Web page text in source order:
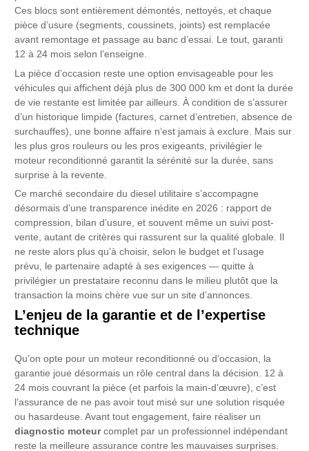
Ces blocs sont entièrement démontés, nettoyés, et chaque
pièce d’usure (segments, coussinets, joints) est remplacée
avant remontage et passage au banc d’essai. Le tout, garanti
12 à 24 mois selon l’enseigne.
La pièce d’occasion reste une option envisageable pour les
véhicules qui affichent déjà plus de 300 000 km et dont la durée
de vie restante est limitée par ailleurs. À condition de s’assurer
d’un historique limpide (factures, carnet d’entretien, absence de
surchauffes), une bonne affaire n’est jamais à exclure. Mais sur
les plus gros rouleurs ou les pros exigeants, privilégier le
moteur reconditionné garantit la sérénité sur la durée, sans
surprise à la revente.
Ce marché secondaire du diesel utilitaire s’accompagne
désormais d’une transparence inédite en 2026 : rapport de
compression, bilan d’usure, et souvent même un suivi post-
vente, autant de critères qui rassurent sur la qualité globale. Il
ne reste alors plus qu’à choisir, selon le budget et l’usage
prévu, le partenaire adapté à ses exigences — quitte à
privilégier un prestataire reconnu dans le milieu plutôt que la
transaction la moins chère vue sur un site d’annonces.
L’enjeu de la garantie et de l’expertise
technique
Qu’on opte pour un moteur reconditionné ou d’occasion, la
garantie joue désormais un rôle central dans la décision. 12 à
24 mois couvrant la pièce (et parfois la main-d’œuvre), c’est
l’assurance de ne pas avoir tout misé sur une solution risquée
ou hasardeuse. Avant tout engagement, faire réaliser un
diagnostic moteurcomplet par un professionnel indépendant
reste la meilleure assurance contre les mauvaises surprises.